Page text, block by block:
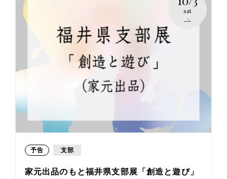
sat
予告 支部
家元出品のもと福井県支部展「創造と遊び」